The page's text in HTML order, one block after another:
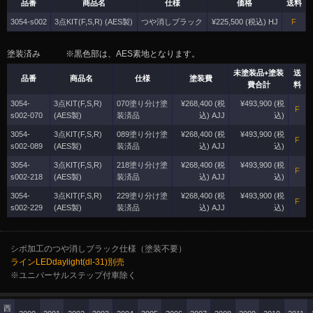
品番 商品名 仕様 価格 送料
3054-s002 3点KIT(F,S,R) (AES製) つや消しブラック ¥225,500 (税込) HJ F
塗装済み ※黒色部は、AES素地となります。
品番 商品名 仕様 塗装費
未塗装品+塗装
費合計
送
料
3054-
s002-070
3点KIT(F,S,R)
(AES製)
070塗り分け塗
装済品
¥268,400 (税
込) AJJ
¥493,900 (税
込)
F
3054-
s002-089
3点KIT(F,S,R)
(AES製)
089塗り分け塗
装済品
¥268,400 (税
込) AJJ
¥493,900 (税
込)
F
3054-
s002-218
3点KIT(F,S,R)
(AES製)
218塗り分け塗
装済品
¥268,400 (税
込) AJJ
¥493,900 (税
込)
F
3054-
s002-229
3点KIT(F,S,R)
(AES製)
229塗り分け塗
装済品
¥268,400 (税
込) AJJ
¥493,900 (税
込)
F
シボ加工のつや消しブラック仕様（塗装不要）
ラインLEDdaylight(dl-31)別売
※ユニバーサルステップ付車除く
西